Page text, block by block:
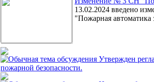
13.02.2024 введено
"Пожарная
Утвержден
пожарной безопасности.